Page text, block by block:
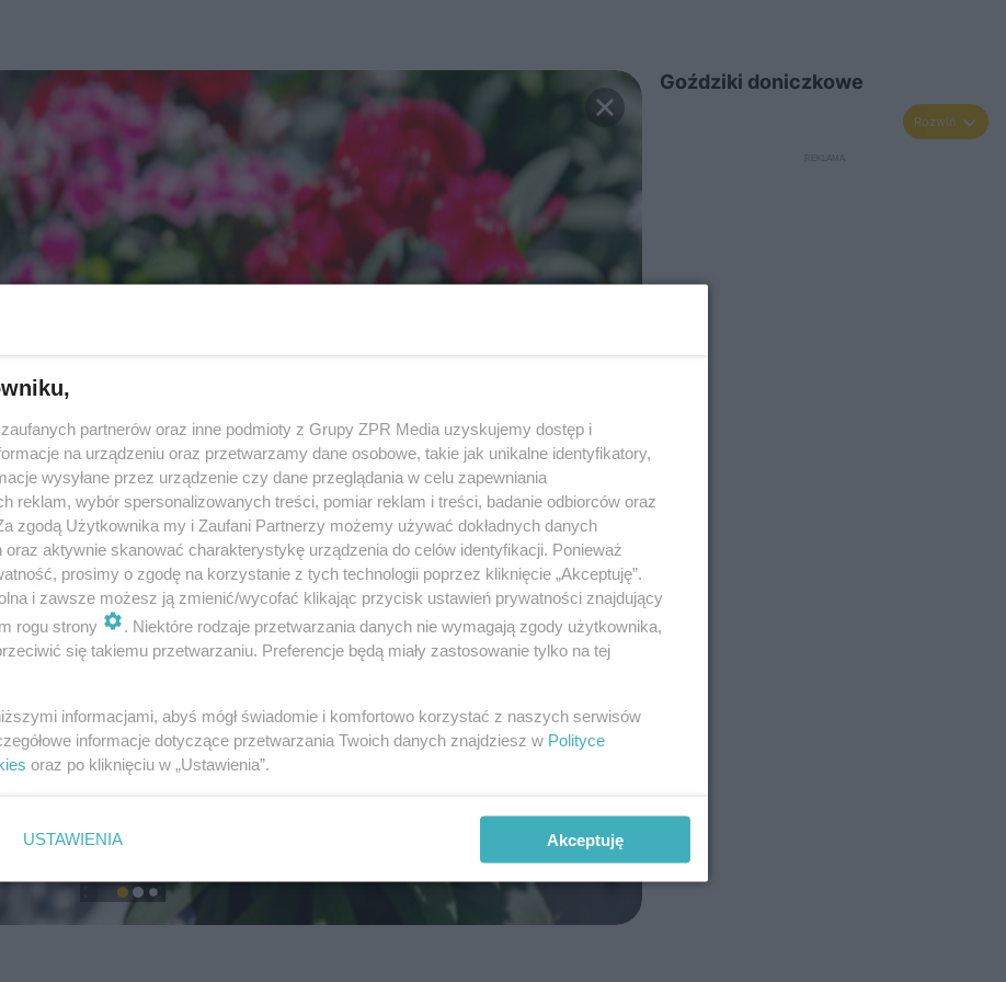
Goździki doniczkowe
Rozwiń
partnerów oraz inne podmioty z Grupy ZPR Media uzyskujemy dostęp i
na urządzeniu oraz przetwarzamy dane osobowe, takie jak unikalne identyfikatory,
wysyłane przez urządzenie czy dane przeglądania w celu zapewniania
reklam, wybór spersonalizowanych treści, pomiar reklam i treści, badanie odbiorców oraz
zgodą Użytkownika my i Zaufani Partnerzy możemy używać dokładnych danych
oraz aktywnie skanować charakterystykę urządzenia do celów identyfikacji. Ponieważ
prosimy o zgodę na korzystanie z tych technologii poprzez kliknięcie „Akceptuję”.
i zawsze możesz ją zmienić/wycofać klikając przycisk ustawień prywatności znajdujący
rogu strony
. Niektóre rodzaje przetwarzania danych nie wymagają zgody użytkownika,
się takiemu przetwarzaniu. Preferencje będą miały zastosowanie tylko na tej
informacjami, abyś mógł świadomie i komfortowo korzystać z naszych serwisów
informacje dotyczące przetwarzania Twoich danych znajdziesz w Polityce
oraz po kliknięciu w „Ustawienia”.
USTAWIENIA Akceptuję